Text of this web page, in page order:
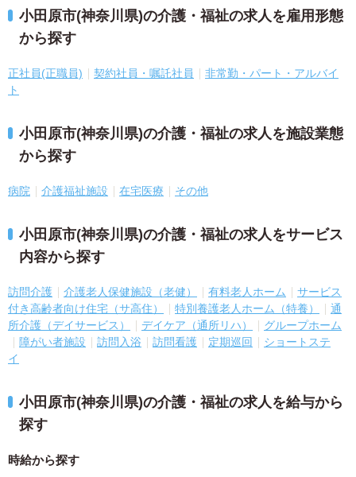
小田原市(神奈川県)の介護・福祉の求人を雇用形態
から探す
正社員(正職員) 契約社員・嘱託社員
非常勤・パート・アルバイ
ト
小田原市(神奈川県)の介護・福祉の求人を施設業態
から探す
病院 介護福祉施設 在宅医療 その他
小田原市(神奈川県)の介護・福祉の求人をサービス
内容から探す
訪問介護 介護老人保健施設（老健） 有料老人ホーム
サービス
付き高齢者向け住宅（サ高住）
特別養護老人ホーム（特養）
通
所介護（デイサービス）
デイケア（通所リハ）
グループホーム
障がい者施設
訪問入浴 訪問看護 定期巡回
ショートステ
イ
小田原市(神奈川県)の介護・福祉の求人を給与から
探す
時給から探す